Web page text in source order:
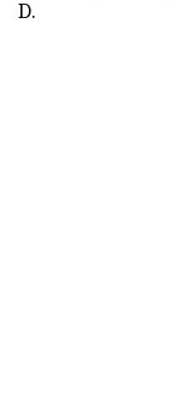
D.